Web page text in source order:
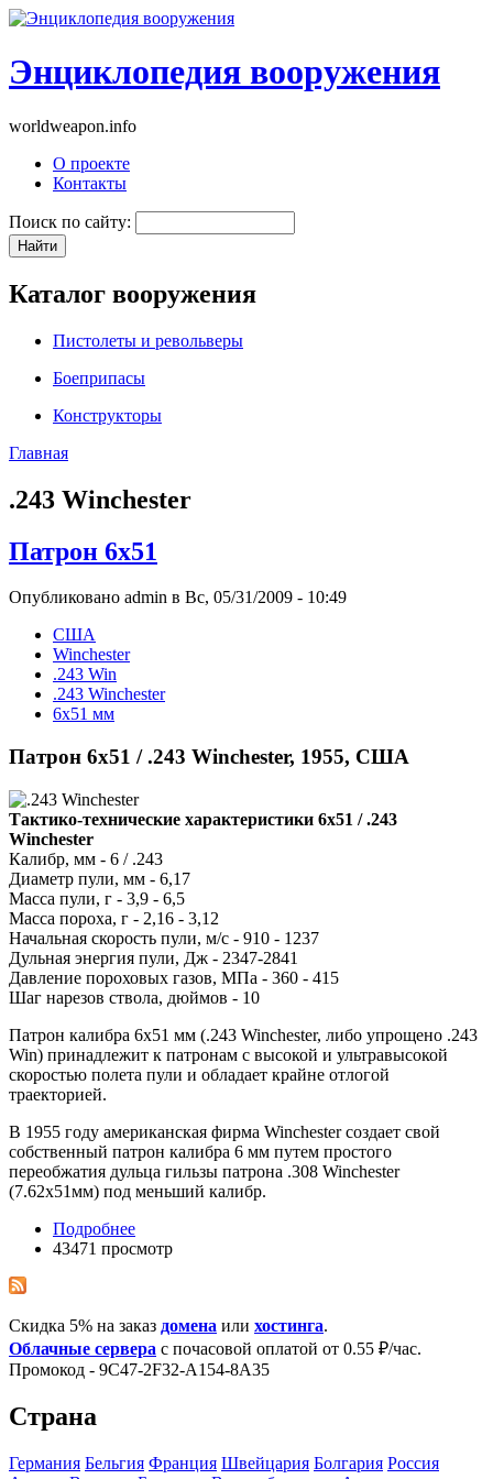
Энциклопедия вооружения
worldweapon.info
О проекте
Контакты
Поиск по сайту:
Каталог вооружения
Пистолеты и револьверы
Боеприпасы
Конструкторы
Главная
.243 Winchester
Патрон 6x51
Опубликовано admin в Вс, 05/31/2009 - 10:49
США
Winchester
.243 Win
.243 Winchester
6x51 мм
Патрон 6х51 / .243 Winchester, 1955, США
Тактико-технические характеристики 6х51 / .243
Winchester
Калибр, мм - 6 / .243
Диаметр пули, мм - 6,17
Масса пули, г - 3,9 - 6,5
Масса пороха, г - 2,16 - 3,12
Начальная скорость пули, м/с - 910 - 1237
Дульная энергия пули, Дж - 2347-2841
Давление пороховых газов, МПа - 360 - 415
Шаг нарезов ствола, дюймов - 10
Патрон калибра 6х51 мм (.243 Winchester, либо упрощено .243
Win) принадлежит к патронам с высокой и ультравысокой
скоростью полета пули и обладает крайне отлогой
траекторией.
В 1955 году американская фирма Winchester создает свой
собственный патрон калибра 6 мм путем простого
переобжатия дульца гильзы патрона .308 Winchester
(7.62х51мм) под меньший калибр.
Подробнее
43471 просмотр
Скидка 5% на заказ домена или хостинга.
Облачные сервера с почасовой оплатой от 0.55 ₽/час.
Промокод - 9C47-2F32-A154-8A35
Страна
Германия Бельгия Франция Швейцария Болгария Росcия